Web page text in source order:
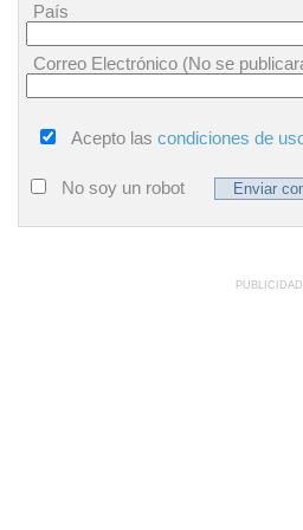
País
Correo Electrónico (No se
Acepto las condiciones de
No soy un robot
PUBLICIDAD